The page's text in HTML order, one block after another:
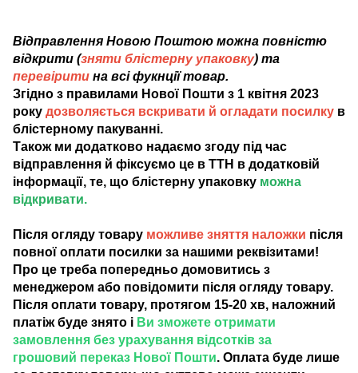
Відправлення Новою Поштою можна повністю
відкрити (зняти блістерну упаковку) та
перевірити на всі фукнції товар.
Згідно з правилами Нової Пошти з 1 квітня 2023
року дозволяється вскривати й огладати посилку в
блістерному пакуванні.
Також ми додатково надаємо згоду під час
відправлення й фіксуємо це в ТТН в додатковій
інформації, те, що блістерну упаковку можна
відкривати.
Після огляду товару можливе зняття наложки після
повної оплати посилки за нашими реквізитами!
Про це треба попередньо домовитись з
менеджером або повідомити після огляду товару.
Після оплати товару, протягом 15-20 хв, наложний
платіж буде знято і Ви зможете отримати
замовлення без урахування відсотків за
грошовий переказ Нової Пошти. Оплата буде лише